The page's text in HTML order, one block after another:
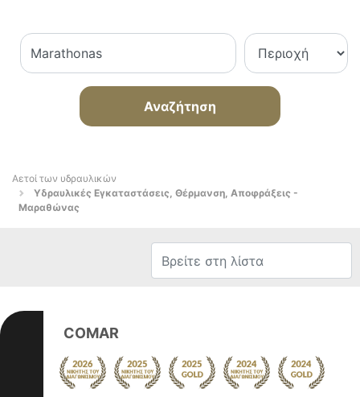
Αναζήτηση
Αετοί των υδραυλικών
Υδραυλικές Εγκαταστάσεις, Θέρμανση, Αποφράξεις -
Μαραθώνας
COMAR